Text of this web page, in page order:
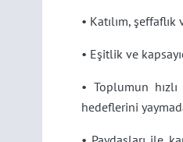
• Katılım,
• Eşitlik ve
• Toplumun
hedeflerini